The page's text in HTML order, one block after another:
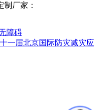
厂家：
障碍
一届北京国际防灾减灾应